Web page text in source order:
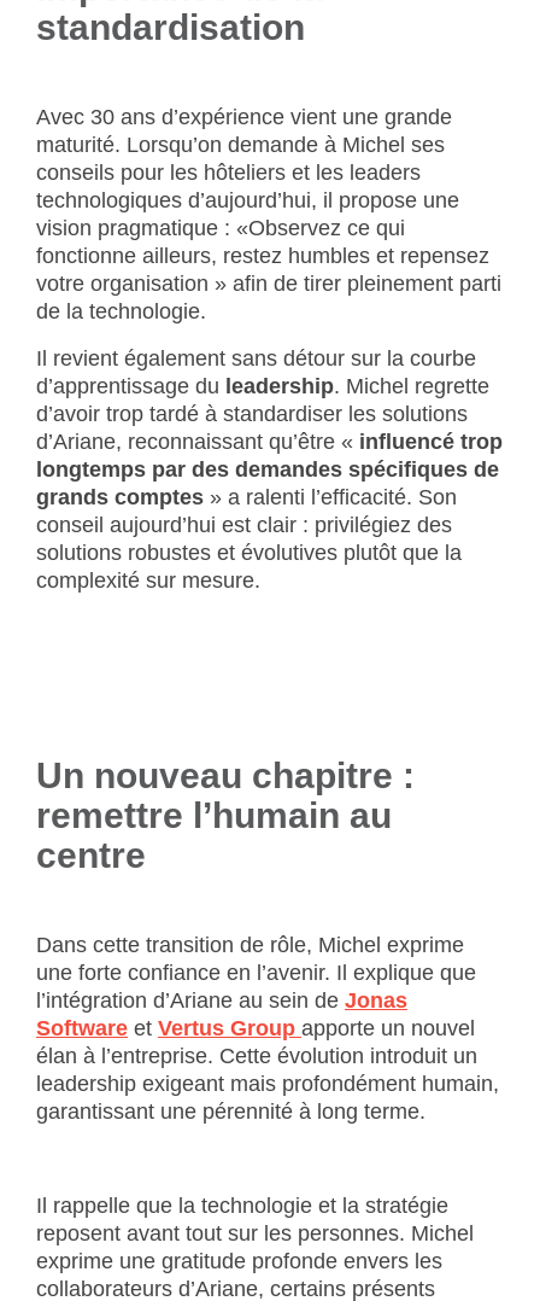
standardisation
Avec 30 ans d’expérience vient une grande
maturité. Lorsqu’on demande à Michel ses
conseils pour les hôteliers et les leaders
technologiques d’aujourd’hui, il propose une
vision pragmatique : «Observez ce qui
fonctionne ailleurs, restez humbles et repensez
votre organisation » afin de tirer pleinement parti
de la technologie.
Il revient également sans détour sur la courbe
d’apprentissage du leadership. Michel regrette
d’avoir trop tardé à standardiser les solutions
d’Ariane, reconnaissant qu’être « influencé trop
longtemps par des demandes spécifiques de
grands comptes » a ralenti l’efficacité. Son
conseil aujourd’hui est clair : privilégiez des
solutions robustes et évolutives plutôt que la
complexité sur mesure.
Un nouveau chapitre :
remettre l’humain au
centre
Dans cette transition de rôle, Michel exprime
une forte confiance en l’avenir. Il explique que
l’intégration d’Ariane au sein de Jonas
Software et Vertus Group apporte un nouvel
élan à l’entreprise. Cette évolution introduit un
leadership exigeant mais profondément humain,
garantissant une pérennité à long terme.
Il rappelle que la technologie et la stratégie
reposent avant tout sur les personnes. Michel
exprime une gratitude profonde envers les
collaborateurs d’Ariane, certains présents